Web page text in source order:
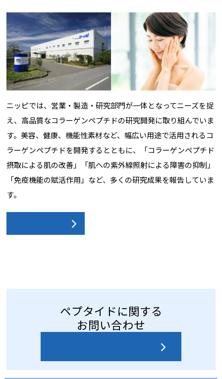
ニッピでは、営業・製造・研究部門が一体となってニーズを捉
え、高品質なコラーゲンペプチドの研究開発に取り組んでいま
す。美容、健康、機能性素材など、幅広い用途で活用されるコ
ラーゲンペプチドを開発するとともに、「コラーゲンペプチド
摂取による肌の改善」「肌への紫外線照射による障害の抑制」
「免疫機能の賦活作用」など、多くの研究成果を報告していま
す。
ペプタイドに関する
お問い合わせ